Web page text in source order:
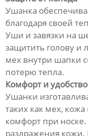
Ушанка
благодаря своей
Уши и завязки на
защитить голову и
мех внутри шапки
потерю тепла.
Комфорт и удобство
Ушанки
таких как мех,
комфорт при
раздражения кожи.